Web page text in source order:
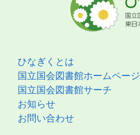
ひなぎくとは
国立国会図書館ホームページ
国立国会図書館サーチ
お知らせ
お問い合わせ